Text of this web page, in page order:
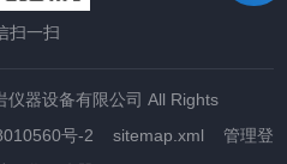
扫一扫
器设备有限公司 All Rights
号-2 sitemap.xml
管理登